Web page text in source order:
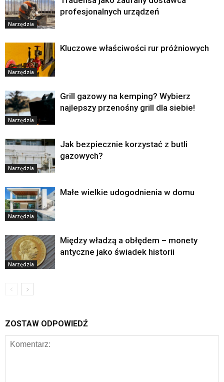
Narzędzia
profesjonalnych urządzeń
Narzędzia
Kluczowe właściwości rur próżniowych
Narzędzia
Grill gazowy na kemping? Wybierz
najlepszy przenośny grill dla siebie!
Narzędzia
Jak bezpiecznie korzystać z butli
gazowych?
Narzędzia
Małe wielkie udogodnienia w domu
Narzędzia
Między władzą a obłędem – monety
antyczne jako świadek historii
ZOSTAW ODPOWIEDŹ